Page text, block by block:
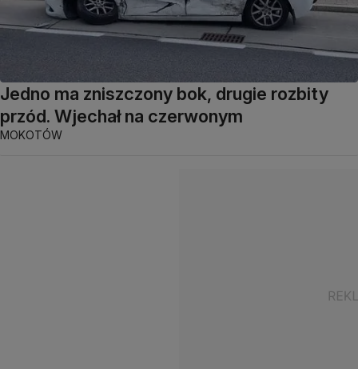
Jedno ma zniszczony bok, drugie rozbity
przód. Wjechał na czerwonym
MOKOTÓW